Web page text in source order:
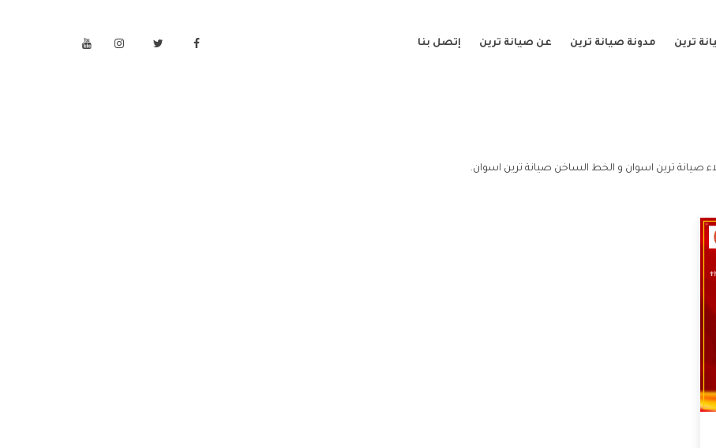
ترين مدونة صيانة ترين عن صيانة ترين إتصل بنا
صيانة ترين اسوان و الخط الساخن صيانة ترين اسوان.